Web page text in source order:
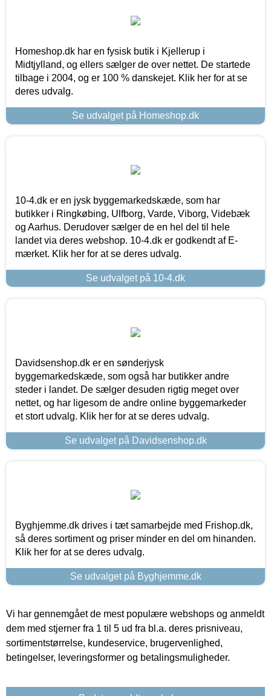
Homeshop.dk har en fysisk butik i Kjellerup i
Midtjylland, og ellers sælger de over nettet. De startede
tilbage i 2004, og er 100 % danskejet. Klik her for at se
deres udvalg.
Se udvalget på Homeshop.dk
10-4.dk er en jysk byggemarkedskæde, som har
butikker i Ringkøbing, Ulfborg, Varde, Viborg, Videbæk
og Aarhus. Derudover sælger de en hel del til hele
landet via deres webshop. 10-4.dk er godkendt af E-
mærket. Klik her for at se deres udvalg.
Se udvalget på 10-4.dk
Davidsenshop.dk er en sønderjysk
byggemarkedskæde, som også har butikker andre
steder i landet. De sælger desuden rigtig meget over
nettet, og har ligesom de andre online byggemarkeder
et stort udvalg. Klik her for at se deres udvalg.
Se udvalget på Davidsenshop.dk
Byghjemme.dk drives i tæt samarbejde med Frishop.dk,
så deres sortiment og priser minder en del om hinanden.
Klik her for at se deres udvalg.
Se udvalget på Byghjemme.dk
Vi har gennemgået de mest populære webshops og anmeldt
dem med stjerner fra 1 til 5 ud fra bl.a. deres prisniveau,
sortimentstørrelse, kundeservice, brugervenlighed,
betingelser, leveringsformer og betalingsmuligheder.